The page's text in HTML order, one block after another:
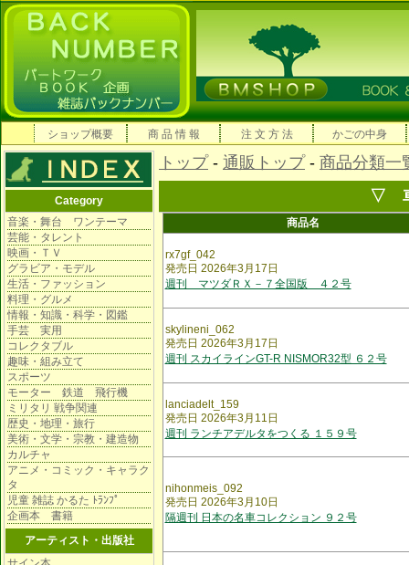
ショップ概要 商 品 情 報 注 文 方 法 かごの中身
Category
音楽・舞台 ワンテーマ
芸能・タレント
映画・ＴＶ
グラビア・モデル
生活・ファッション
料理・グルメ
情報・知識・科学・図鑑
手芸 実用
コレクタブル
趣味・組み立て
スポーツ
モーター 鉄道 飛行機
ミリタリ 戦争関連
歴史・地理・旅行
美術・文学・宗教・建造物
カルチャ
アニメ・コミック・キャラク
タ
児童 雑誌 かるた ﾄﾗﾝﾌﾟ
企画本 書籍
アーティスト・出版社
トップ- 通販トップ- 商品分類一
▽
商品名
rx7gf_042
発売日 2026年3月17日
週刊 マツダＲＸ－７全国版 ４２号
skylineni_062
発売日 2026年3月17日
週刊 スカイラインGT-R NISMOR32型 ６２号
lanciadelt_159
発売日 2026年3月11日
週刊 ランチアデルタをつくる １５９号
nihonmeis_092
発売日 2026年3月10日
隔週刊 日本の名車コレクション ９２号